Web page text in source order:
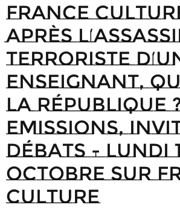
France
Après
terroriste
enseignant,
la République
Emissions,
débats - Lundi
octobre sur
Culture